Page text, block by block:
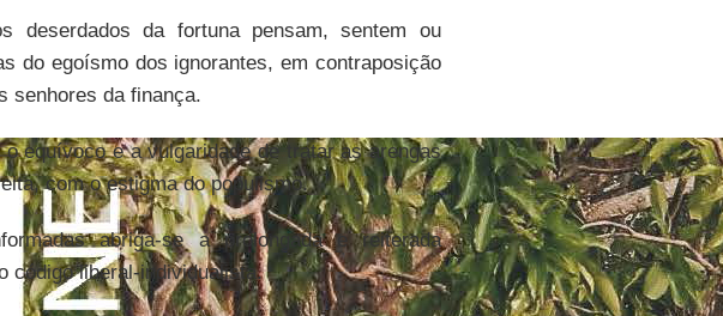
deserdados da fortuna pensam, sentem ou
do egoísmo dos ignorantes, em contraposição
senhores da finança.
equívoco e a vulgaridade de tratar as arengas
com o estigma do populismo.
abriga-se a prolongada e reiterada
código liberal-individualista.